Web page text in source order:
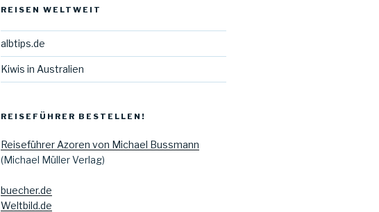
REISEN WELTWEIT
albtips.de
Kiwis in Australien
REISEFÜHRER BESTELLEN!
Reiseführer Azoren von Michael Bussmann
(Michael Müller Verlag)
buecher.de
Weltbild.de